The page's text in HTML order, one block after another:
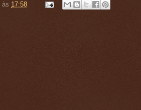
às 17:58